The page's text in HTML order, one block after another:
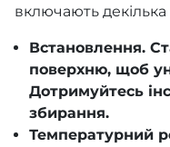
включають
Встановлення.
поверхню, щоб
Дотримуйтесь
збирання.
Температурний